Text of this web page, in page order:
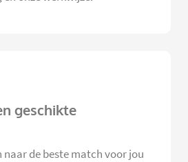
geschikte
naar de beste match voor jou